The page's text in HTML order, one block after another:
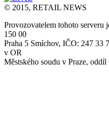
© 2015, RETAIL NEWS
Provozovatelem tohoto serveru
150 00
Praha 5 Smíchov, IČO: 247 33
v OR
Městského soudu v Praze,